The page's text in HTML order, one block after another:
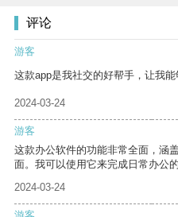
评论
游客
这款app是我社交的好帮手，让我
2024-03-24
游客
这款办公软件的功能非常全面，涵
面。我可以使用它来完成日常办公
2024-03-24